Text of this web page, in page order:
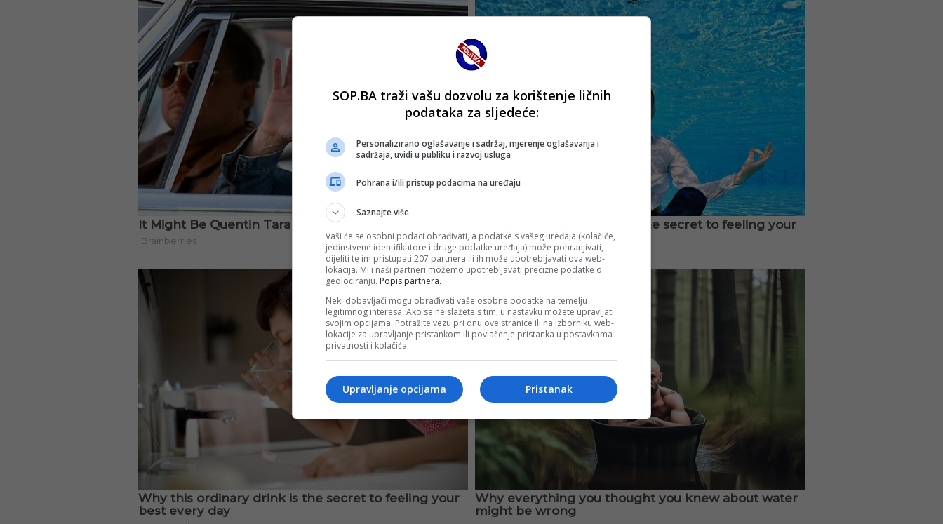
SOP.BA traži vašu dozvolu za korištenje ličnih
podataka za sljedeće:
Personalizirano oglašavanje i sadržaj, mjerenje oglašavanja i
sadržaja, uvidi u publiku i razvoj usluga
Pohrana i/ili pristup podacima na uređaju
Saznajte više
Vaši će se osobni podaci obrađivati, a podatke s vašeg uređaja (kolačiće,
jedinstvene identifikatore i druge podatke uređaja) može pohranjivati,
dijeliti te im pristupati 207 partnera ili ih može upotrebljavati ova web-
lokacija. Mi i naši partneri možemo upotrebljavati precizne podatke o
geolociranju. Popis partnera.
Neki dobavljači mogu obrađivati vaše osobne podatke na temelju
legitimnog interesa. Ako se ne slažete s tim, u nastavku možete upravljati
svojim opcijama. Potražite vezu pri dnu ove stranice ili na izborniku web-
lokacije za upravljanje pristankom ili povlačenje pristanka u postavkama
privatnosti i kolačića.
Pristanak
Upravljanje opcijama